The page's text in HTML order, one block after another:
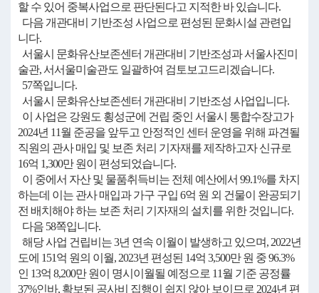
할 수 있어 중복사업으로 판단된다고 지적한 바 있습니다.
다음 개관대비 기반조성 사업으로 편성된 문화시설 관련입
니다.
서울시 문화유산보존센터 개관대비 기반조성과 서울사진미
술관, 서서울미술관도 일괄하여 검토보고드리겠습니다.
57쪽입니다.
서울시 문화유산보존센터 개관대비 기반조성 사업입니다.
이 사업은 강원도 횡성군에 건립 중인 서울시 통합수장고가
2024년 11월 준공을 앞두고 안정적인 센터 운영을 위해 파견될
직원의 관사 매입 및 보존 처리 기자재를 제작하고자 신규로
16억 1,300만 원이 편성되었습니다.
이 중에서 자산 및 물품취득비는 전체 예산에서 99.1%를 차지
하는데 이는 관사 매입과 가구 구입 6억 원 외 건물이 완공되기
전 배치해야 하는 보존 처리 기자재의 설치를 위한 것입니다.
다음 58쪽입니다.
해당 사업 건립비는 3년 연속 이월이 발생하고 있으며, 2022년
도에 151억 원의 이월, 2023년 편성된 14억 3,500만 원 중 96.3%
인 13억 8,200만 원이 명시이월될 예정으로 11월 기준 공정률
37%인바, 확보된 공사비 집행이 쉽지 않아 보이므로 2024년 편